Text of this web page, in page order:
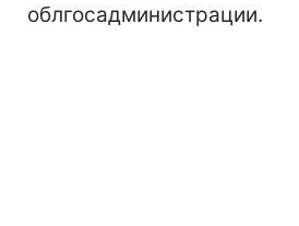
облгосадминистрации.